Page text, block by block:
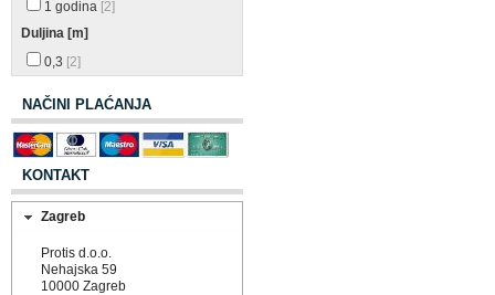
1 godina [2]
Duljina [m]
0,3 [2]
NAČINI PLAĆANJA
KONTAKT
Zagreb
Protis d.o.o.
Nehajska 59
10000 Zagreb